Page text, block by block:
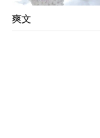
爽文